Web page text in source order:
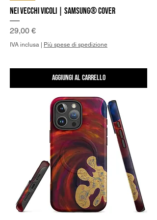
Nei Vecchi Vicoli | Samsung® Cover
Prezzo
29,00 €
IVA inclusa | Più spese di spedizione
Aggiungi al carrello